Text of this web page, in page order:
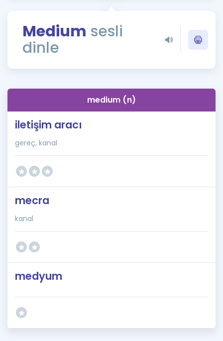
Rehberlik Aracı
ÖSYM Sınav Takvimi
İngilizce Gramer
Medium sesli
dinle
medium (n)
iletişim aracı
gereç, kanal
mecra
kanal
medyum